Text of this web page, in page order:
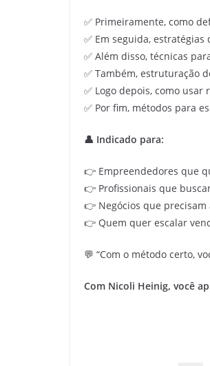
✅ Primeiramente, como
✅ Em seguida,
✅ Além disso, técnicas
✅ Também, estruturação
✅ Logo depois, como
✅ Por fim, métodos para
👤 Indicado para:
👉 Empreendedores que
👉 Profissionais que
👉 Negócios que
👉 Quem quer escalar
💬 “Com o método certo,
Com Nicoli Heinig, você